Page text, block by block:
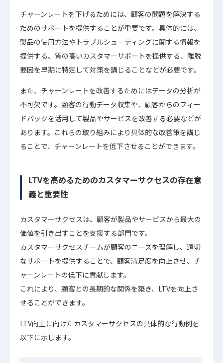
チャーンレートを下げるためには、顧客の問題を解決する
ためのサポートを提供することが重要です。具体的には、
製品の使用方法やトラブルシューティングに関する情報を
提供する、質の高いカスタマーサポートを提供する、離脱
要因を早期に特定して対策を講じることなどが必要です。
また、チャーンレートを改善するためにはデータの分析が
不可欠です。顧客の行動データ収集や、顧客からのフィー
ドバックを活用して製品やサービスを改善する必要などが
あります。これらの取り組みにより具体的な改善策を講じ
ることで、チャーンレートを低下させることができます。
LTVを高めるためのカスタマーサクセスの存在意
義と重要性
カスタマーサクセスは、顧客が製品やサービスから最大の
価値を引き出すことを支援する部門です。
カスタマーサクセスチームが顧客のニーズを理解し、適切
なサポートを提供することで、顧客満足度を向上させ、チ
ャーンレートの低下に貢献します。
これにより、顧客との長期的な関係を築き、LTVを向上さ
せることができます。
LTV向上に向けたカスタマーサクセスの具体的な行動例を
以下に示します。